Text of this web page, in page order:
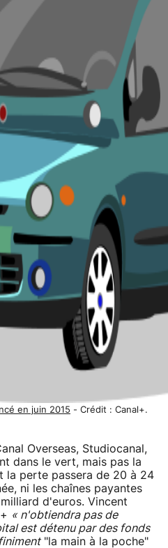
en juin 2015 - Crédit : Canal+.
Overseas, Studiocanal,
dans le vert, mais pas la
la perte passera de 20 à 24
ni les chaînes payantes
d'euros. Vincent
« n'obtiendra pas de
est détenu par des fonds
"la main à la poche"